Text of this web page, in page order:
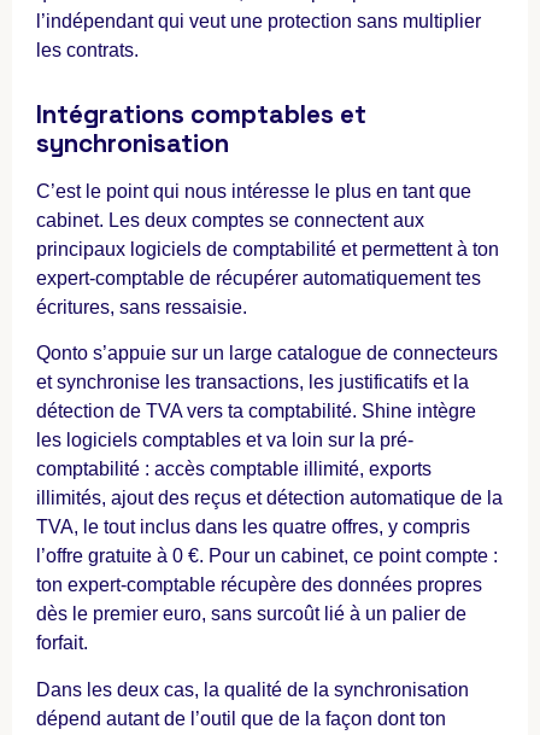
l’indépendant qui veut une protection sans multiplier
les contrats.
Intégrations comptables et
synchronisation
C’est le point qui nous intéresse le plus en tant que
cabinet. Les deux comptes se connectent aux
principaux logiciels de comptabilité et permettent à ton
expert-comptable de récupérer automatiquement tes
écritures, sans ressaisie.
Qonto s’appuie sur un large catalogue de connecteurs
et synchronise les transactions, les justificatifs et la
détection de TVA vers ta comptabilité. Shine intègre
les logiciels comptables et va loin sur la pré-
comptabilité : accès comptable illimité, exports
illimités, ajout des reçus et détection automatique de la
TVA, le tout inclus dans les quatre offres, y compris
l’offre gratuite à 0 €. Pour un cabinet, ce point compte :
ton expert-comptable récupère des données propres
dès le premier euro, sans surcoût lié à un palier de
forfait.
Dans les deux cas, la qualité de la synchronisation
dépend autant de l’outil que de la façon dont ton